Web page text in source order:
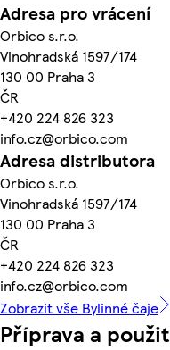
Adresa pro vrácení
Orbico s.r.o.
Vinohradská 1597/174
130 00 Praha 3
ČR
+420 224 826 323
info.cz@orbico.com
Adresa distributora
Orbico s.r.o.
Vinohradská 1597/174
130 00 Praha 3
ČR
+420 224 826 323
info.cz@orbico.com
Zobrazit vše Bylinné čaje
Příprava a